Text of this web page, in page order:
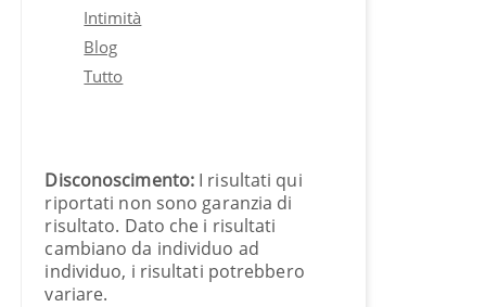
Intimità
Blog
Tutto
Disconoscimento: I risultati qui
riportati non sono garanzia di
risultato. Dato che i risultati
cambiano da individuo ad
individuo, i risultati potrebbero
variare.